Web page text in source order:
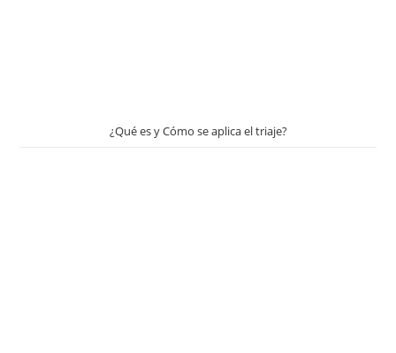
¿Qué es y Cómo se aplica el triaje?